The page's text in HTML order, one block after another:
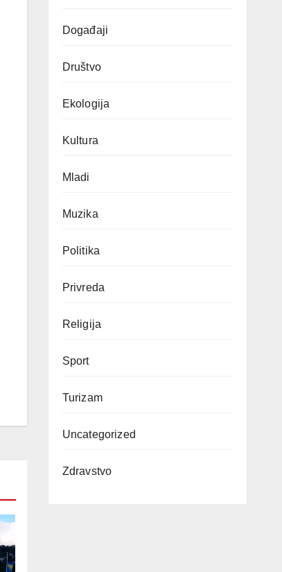
Događaji
Društvo
Ekologija
Kultura
Mladi
Muzika
Politika
Privreda
Religija
Sport
Turizam
Uncategorized
Zdravstvo